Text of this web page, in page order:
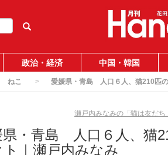
政治・経済 中国・韓国
ねこ 愛媛県・青島 人口６人、猫210匹
瀬戸内みなみの「猫は友だち
県・青島 人口６人、猫
ト｜瀬戸内みなみ